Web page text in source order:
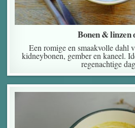
Bonen & linzen
Een romige en smaakvolle dahl
kidneybonen, gember en kaneel.
regenachtige